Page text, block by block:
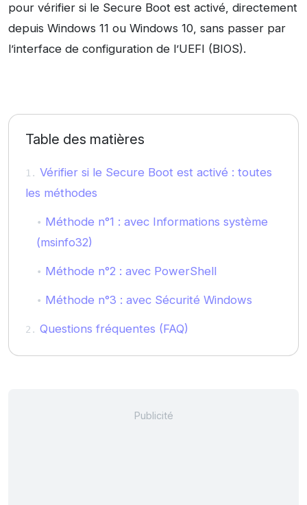
pour vérifier si le Secure Boot est activé, directement
depuis Windows 11 ou Windows 10, sans passer par
l’interface de configuration de l’UEFI (BIOS).
Table des matières
Vérifier si le Secure Boot est activé : toutes
les méthodes
Méthode n°1 : avec Informations système
(msinfo32)
Méthode n°2 : avec PowerShell
Méthode n°3 : avec Sécurité Windows
Questions fréquentes (FAQ)